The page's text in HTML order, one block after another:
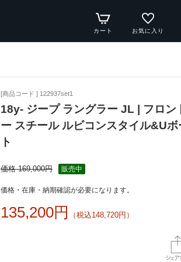
カート お気に入り
[商品コード ] 122937set1
18y- ジープ ラングラー JL | フロン
ー スチール ルビコンスタイル&Uボ
ト
価格 169,000円 販売中
価格・在庫・納期確認が必要になります。
135,200円 （税込148,720円）